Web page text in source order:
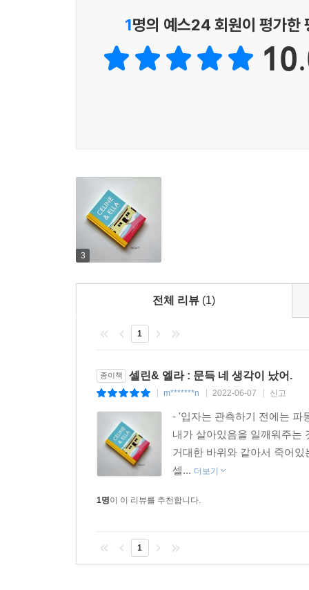
대한 이야기를 쓰는 것이다. MBTI, 포춘쿠키, 별
1명의 예스24 회원이 평가한
3
전체 리뷰 (1)
1
종이책 셀린& 엘라 : 문득 네 생각이 났어.
m*******n 2022-06-07 신고
- '입자는 관측하기 전에는 파
내가 살아있음을 일깨워주는
거대한 바위와 같아서 죽어
셀... 더보기
1명이 이 리뷰를 추천합니다.
1